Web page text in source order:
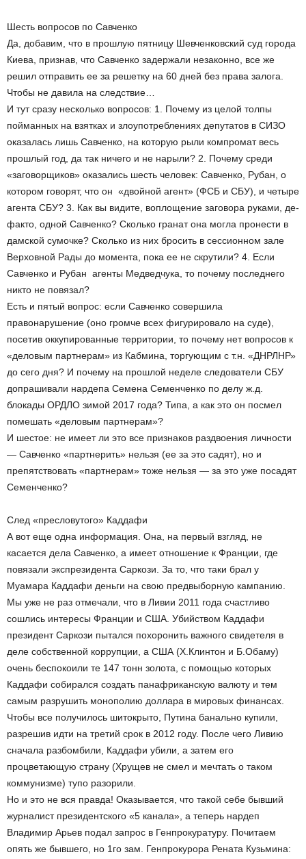
Шесть вопросов по Савченко
Да, добавим, что в прошлую пятницу Шевченковский суд города
Киева, признав, что Савченко задержали незаконно, все же
решил отправить ее за решетку на 60 дней без права залога.
Чтобы не давила на следствие…
И тут сразу несколько вопросов: 1. Почему из целой толпы
пойманных на взятках и злоупотреблениях депутатов в СИЗО
оказалась лишь Савченко, на которую рыли компромат весь
прошлый год, да так ничего и не нарыли? 2. Почему среди
«заговорщиков» оказались шесть человек: Савченко, Рубан, о
котором говорят, что он ­ «двойной агент» (ФСБ и СБУ), и четыре
агента СБУ? 3. Как вы видите, воплощение заговора руками, де­
факто, одной Савченко? Сколько гранат она могла пронести в
дамской сумочке? Сколько из них бросить в сессионном зале
Верховной Рады до момента, пока ее не скрутили? 4. Если
Савченко и Рубан ­ агенты Медведчука, то почему последнего
никто не повязал?
Есть и пятый вопрос: если Савченко совершила
правонарушение (оно громче всех фигурировало на суде),
посетив оккупированные территории, то почему нет вопросов к
«деловым партнерам» из Кабмина, торгующим с т.н. «ДНР­ЛНР»
до сего дня? И почему на прошлой неделе следователи СБУ
допрашивали нардепа Семена Семенченко по делу ж.д.
блокады ОРДЛО зимой 2017 года? Типа, а как это он посмел
помешать «деловым партнерам»?
И шестое: не имеет ли это все признаков раздвоения личности
— Савченко «партнерить» нельзя (ее за это садят), но и
препятствовать «партнерам» тоже нельзя — за это уже посадят
Семенченко?
След «пресловутого» Каддафи
А вот еще одна информация. Она, на первый взгляд, не
касается дела Савченко, а имеет отношение к Франции, где
повязали экс­президента Саркози. За то, что таки брал у
Муамара Каддафи деньги на свою предвыборную кампанию.
Мы уже не раз отмечали, что в Ливии 2011 года счастливо
сошлись интересы Франции и США. Убийством Каддафи
президент Саркози пытался похоронить важного свидетеля в
деле собственной коррупции, а США (Х.Клинтон и Б.Обаму)
очень беспокоили те 147 тонн золота, с помощью которых
Каддафи собирался создать пан­африканскую валюту и тем
самым разрушить монополию доллара в мировых финансах.
Чтобы все получилось шито­крыто, Путина банально купили,
разрешив идти на третий срок в 2012 году. После чего Ливию
сначала разбомбили, Каддафи убили, а затем его
процветающую страну (Хрущев не смел и мечтать о таком
коммунизме) тупо разорили.
Но и это не вся правда! Оказывается, что такой себе бывший
журналист президентского «5 канала», а теперь нардеп
Владимир Арьев подал запрос в Генпрокуратуру. Почитаем
опять же бывшего, но 1­го зам. Генпрокурора Рената Кузьмина: